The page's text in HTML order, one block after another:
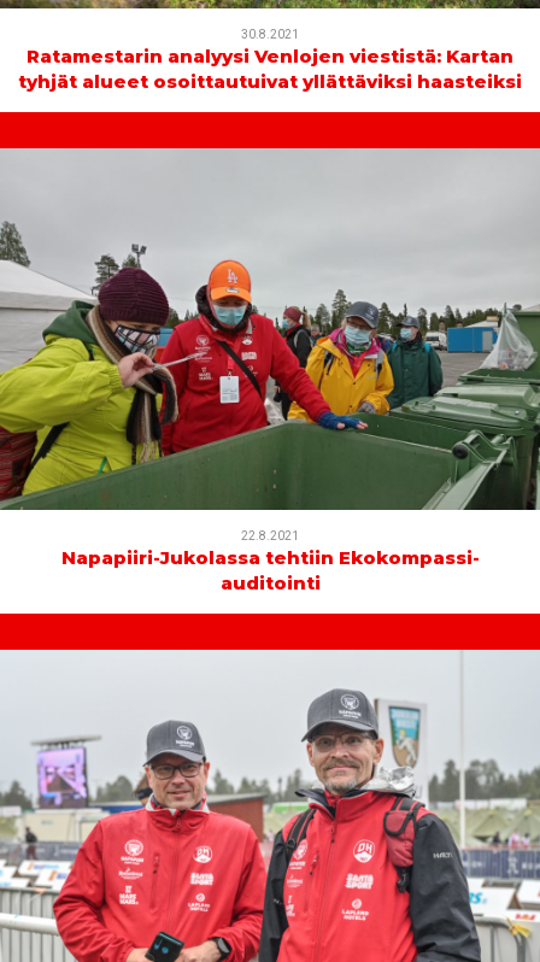
30.8.2021
Ratamestarin analyysi Venlojen viestistä: Kartan
tyhjät alueet osoittautuivat yllättäviksi haasteiksi
22.8.2021
Napapiiri-Jukolassa tehtiin Ekokompassi-
auditointi